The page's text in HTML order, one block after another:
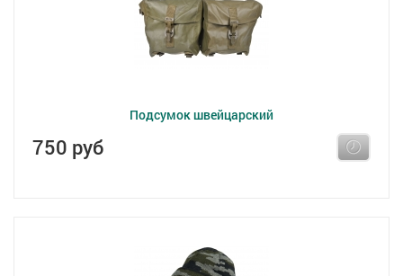
Подсумок швейцарский
750 руб